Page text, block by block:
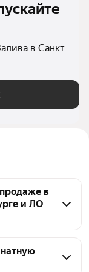
в
и ЛО
от
в Санкт-